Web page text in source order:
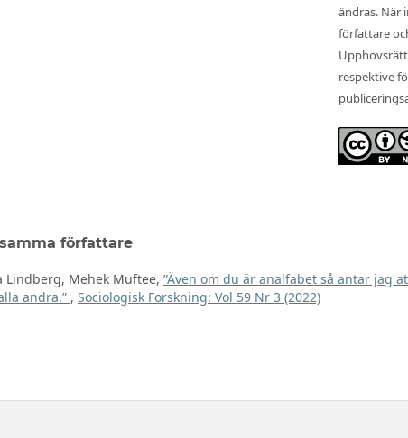
ändras. När
författare
respektive
författare
Lindberg, Mehek Muftee, ”Även om du är analfabet så antar jag
andra.” , Sociologisk Forskning: Vol 59 Nr 3 (2022)